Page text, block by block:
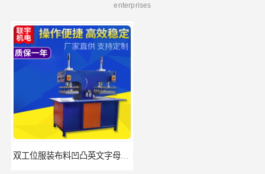
enterprises
双工位服装布料凹凸英文字母压字机找联宇制造厂